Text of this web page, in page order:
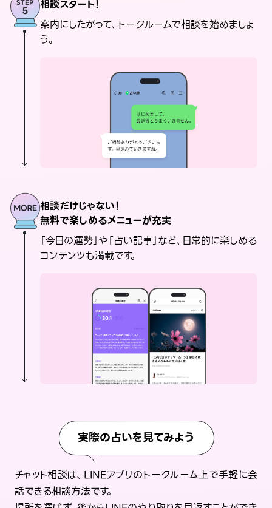
相談スタート！
案内にしたがって、トークルームで相談を始めましょ
う。
相談だけじゃない！
無料で楽しめるメニューが充実
「今日の運勢」や「占い記事」など、日常的に楽しめる
コンテンツも満載です。
実際の占いを見てみよう
チャット相談は、LINEアプリのトークルーム上で手軽に会
話できる相談方法です。